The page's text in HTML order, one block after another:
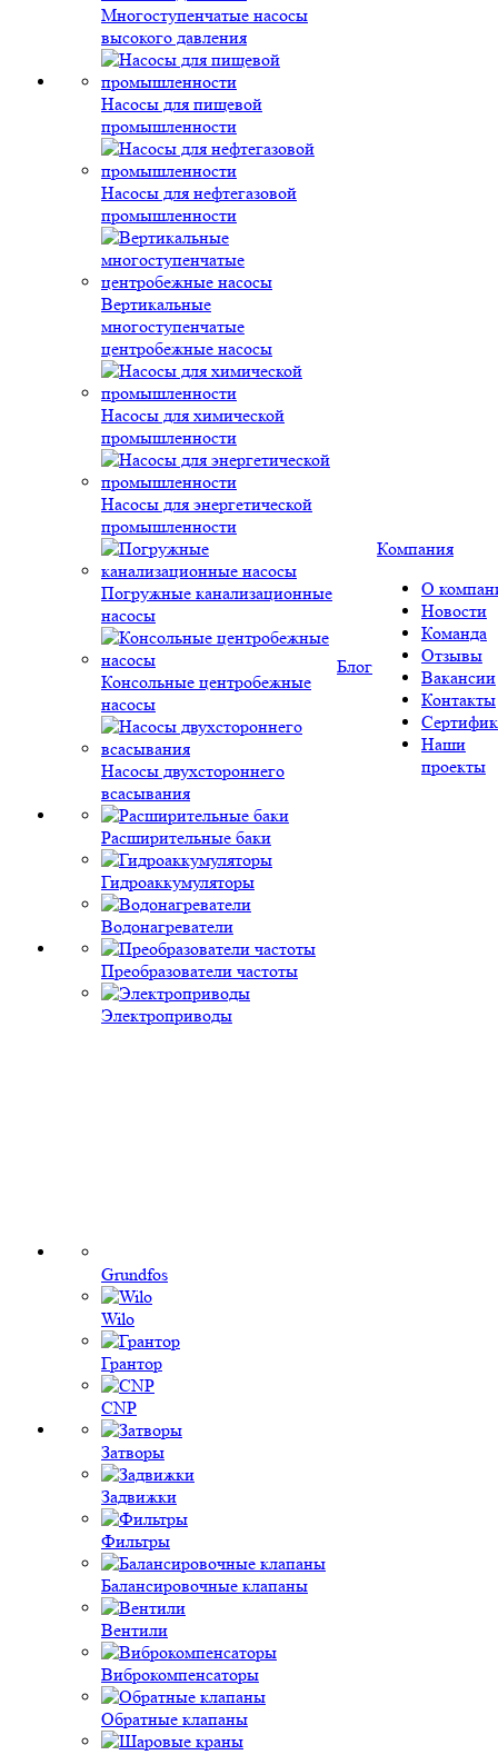
Многоступенчатые насосы
высокого давления
Насосы для пищевой
промышленности
Насосы для нефтегазовой
промышленности
Вертикальные
многоступенчатые
центробежные насосы
Насосы для химической
промышленности
Насосы для энергетической
промышленности
Погружные канализационные
насосы
Консольные центробежные
насосы
Насосы двухстороннего
всасывания
Расширительные баки
Гидроаккумуляторы
Водонагреватели
Преобразователи частоты
Электроприводы
Grundfos
Wilo
Грантор
CNP
Затворы
Задвижки
Фильтры
Балансировочные клапаны
Вентили
Виброкомпенсаторы
Обратные клапаны
Блог
Компания
О
Новости
Команда
Отзывы
Вакансии
Контакты
Наши
проекты